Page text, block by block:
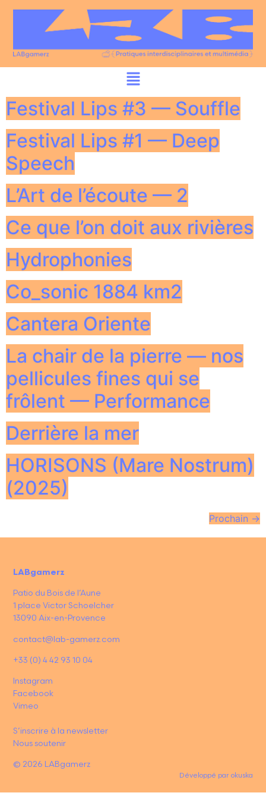
Festival Lips #3 — Souffle
Festival Lips #1 — Deep
Speech
L’Art de l’écoute — 2
Ce que l’on doit aux rivières
Hydrophonies
Co_sonic 1884 km2
Cantera Oriente
La chair de la pierre — nos
pellicules fines qui se
frôlent — Performance
Derrière la mer
HORISONS (Mare Nostrum)
(2025)
Prochain →
LABgamerz
Patio du Bois de l’Aune
1 place Victor Schoelcher
13090 Aix-en-Provence
contact@lab-gamerz.com
+33 (0) 4 42 93 10 04
Instagram
Facebook
Vimeo
S’inscrire à la newsletter
Nous soutenir
© 2026 LABgamerz
Développé par okuska